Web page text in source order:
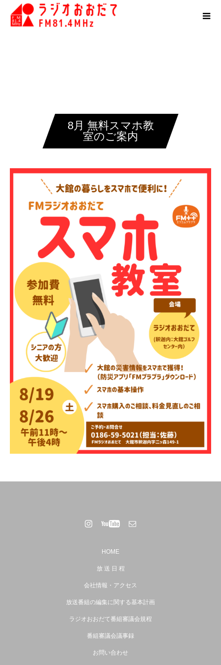
8月 無料スマホ教
室のご案内
HOME
放 送 日 程
会社情報・アクセス
放送番組の編集に関する基本計画
ラジオおおだて番組審議会規程
番組審議会議事録
お問い合わせ